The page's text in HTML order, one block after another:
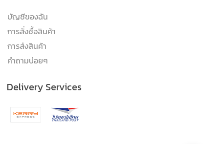
บัญชีของฉัน
การสั่งซื้อสินค้า
การส่งสินค้า
คำถามบ่อยๆ
Delivery Services